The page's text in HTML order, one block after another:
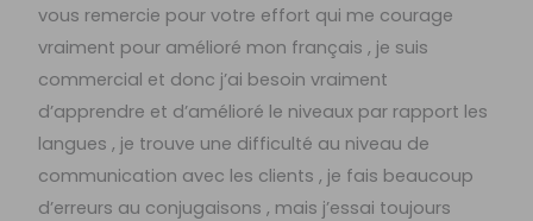
vous remercie pour votre effort qui me courage
vraiment pour amélioré mon français , je suis
commercial et donc j’ai besoin vraiment
d’apprendre et d’amélioré le niveaux par rapport les
langues , je trouve une difficulté au niveau de
communication avec les clients , je fais beaucoup
d’erreurs au conjugaisons , mais j’essai toujours